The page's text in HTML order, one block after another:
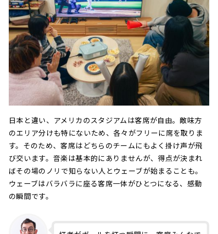
日本と違い、アメリカのスタジアムは客席が自由。敵味方
のエリア分けも特にないため、各々がフリーに席を取りま
す。そのため、客席はどちらのチームにもよく掛け声が飛
び交います。音楽は基本的にありませんが、得点が決まれ
ばその場のノリで知らない人とウェーブが始まることも。
ウェーブはバラバラに座る客席一体がひとつになる、感動
の瞬間です。